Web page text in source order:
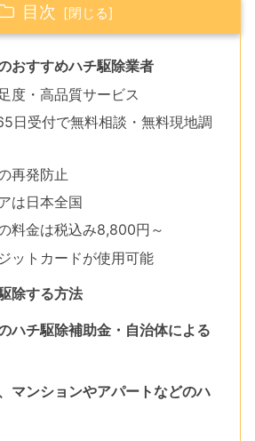
目次
おすすめハチ駆除業者
度・高品質サービス
日受付で無料相談・無料現地調
再発防止
は日本全国
料金は税込み8,800円～
ットカードが使用可能
除する方法
ハチ駆除補助金・自治体による
マンションやアパートなどのハ